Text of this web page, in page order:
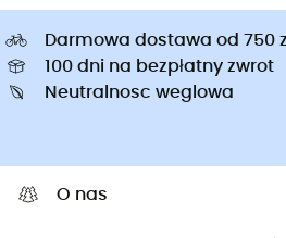
Darmowa dostawa od 750
100 dni na bezpłatny zwrot
Neutralnosc weglowa
O nas